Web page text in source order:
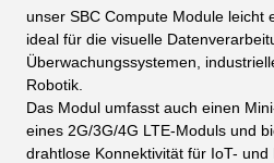
unser SBC Compute Module leicht
ideal für die visuelle
Überwachungssystemen,
Robotik.
Das Modul umfasst auch einen
eines 2G/3G/4G LTE-Moduls und
drahtlose Konnektivität für IoT- und